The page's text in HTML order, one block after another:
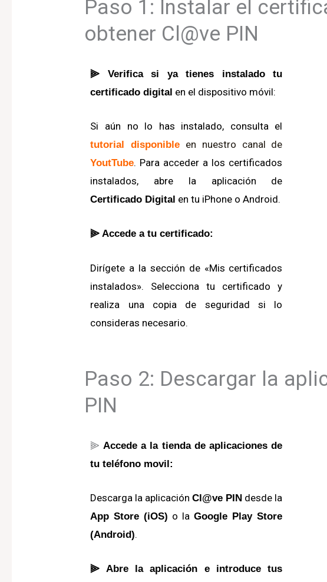
Paso 1: Instalar el
obtener Cl@ve PIN
⫸ Verifica si ya tienes instalado tu
certificado digital en el dispositivo móvil:
Si aún no lo has instalado, consulta el
tutorial disponible en nuestro canal de
YoutTube. Para acceder a los certificados
instalados, abre la aplicación de
Certificado Digital en tu iPhone o Android.
⫸ Accede a tu certificado:
Dirígete a la sección de «Mis certificados
instalados». Selecciona tu certificado y
realiza una copia de seguridad si lo
consideras necesario.
Paso 2: Descargar la
PIN
⫸ Accede a la tienda de aplicaciones de
tu teléfono movil:
Descarga la aplicaciónCl@ve PIN desde la
App Store (iOS) o laGoogle Play Store
(Android).
⫸ Abre la aplicación e introduce tus